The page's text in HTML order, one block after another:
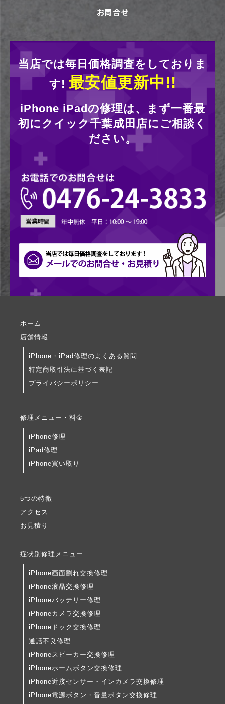
当店では毎日価格調査をしておりま
す! 最安値更新中!!
iPhone iPadの修理は、まず一番最
初にクイック千葉成田店にご相談く
ださい。
ホーム
店舗情報
iPhone・iPad修理のよくある質問
特定商取引法に基づく表記
プライバシーポリシー
修理メニュー・料金
iPhone修理
iPad修理
iPhone買い取り
5つの特徴
アクセス
お見積り
症状別修理メニュー
iPhone画面割れ交換修理
iPhone液晶交換修理
iPhoneバッテリー修理
iPhoneカメラ交換修理
iPhoneドック交換修理
通話不良修理
iPhoneスピーカー交換修理
iPhoneホームボタン交換修理
iPhone近接センサー・インカメラ交換修理
iPhone電源ボタン・音量ボタン交換修理